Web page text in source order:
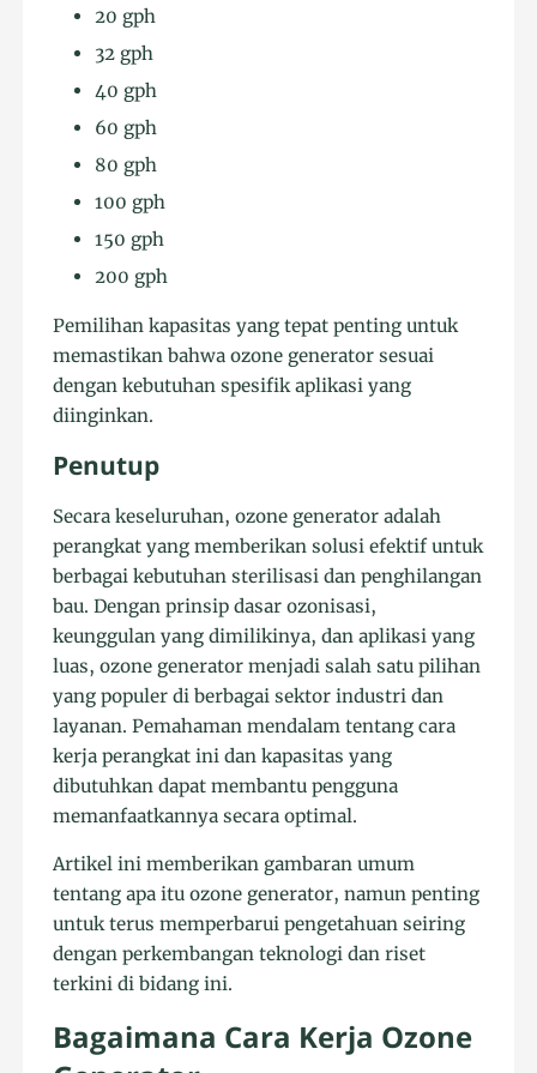
20 gph
32 gph
40 gph
60 gph
80 gph
100 gph
150 gph
200 gph
Pemilihan kapasitas yang tepat penting untuk
memastikan bahwa ozone generator sesuai
dengan kebutuhan spesifik aplikasi yang
diinginkan.
Penutup
Secara keseluruhan, ozone generator adalah
perangkat yang memberikan solusi efektif untuk
berbagai kebutuhan sterilisasi dan penghilangan
bau. Dengan prinsip dasar ozonisasi,
keunggulan yang dimilikinya, dan aplikasi yang
luas, ozone generator menjadi salah satu pilihan
yang populer di berbagai sektor industri dan
layanan. Pemahaman mendalam tentang cara
kerja perangkat ini dan kapasitas yang
dibutuhkan dapat membantu pengguna
memanfaatkannya secara optimal.
Artikel ini memberikan gambaran umum
tentang apa itu ozone generator, namun penting
untuk terus memperbarui pengetahuan seiring
dengan perkembangan teknologi dan riset
terkini di bidang ini.
Bagaimana Cara Kerja Ozone